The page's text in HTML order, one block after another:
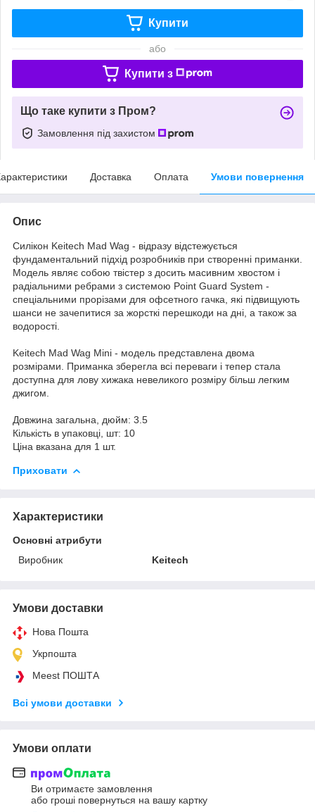
Купити
або
Купити з
Що таке купити з Пром?
Замовлення під захистом
Доставка Оплата Умови повернення
Опис
Силікон Keitech Mad Wag - відразу відстежується
фундаментальний підхід розробників при створенні приманки.
Модель являє собою твістер з досить масивним хвостом і
радіальними ребрами з системою Point Guard System -
спеціальними прорізами для офсетного гачка, які підвищують
шанси не зачепитися за жорсткі перешкоди на дні, а також за
водорості.
Keitech Mad Wag Mini - модель представлена двома
розмірами. Приманка зберегла всі переваги і тепер стала
доступна для лову хижака невеликого розміру більш легким
джигом.
Довжина загальна, дюйм: 3.5
Кількість в упаковці, шт: 10
Ціна вказана для 1 шт.
Приховати
Характеристики
Основні атрибути
Виробник
Keitech
Умови доставки
Нова Пошта
Укрпошта
Meest ПОШТА
Всі умови доставки
Умови оплати
Ви отримаєте замовлення
або гроші повернуться на вашу картку